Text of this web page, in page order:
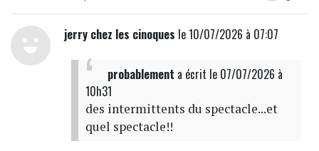
jerry chez les cinoques le 10/07/2026 à 07:07
probablement a écrit le 07/07/2026 à
10h31
des intermittents du spectacle...et
quel spectacle!!